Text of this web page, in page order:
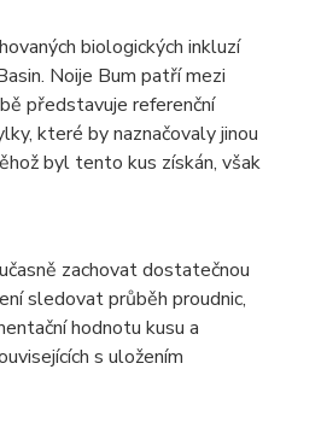
biologických inkluzí
Noije Bum patří mezi
představuje referenční
které by naznačovaly jinou
byl tento kus získán, však
zachovat dostatečnou
sledovat průběh proudnic,
hodnotu kusu a
s uložením